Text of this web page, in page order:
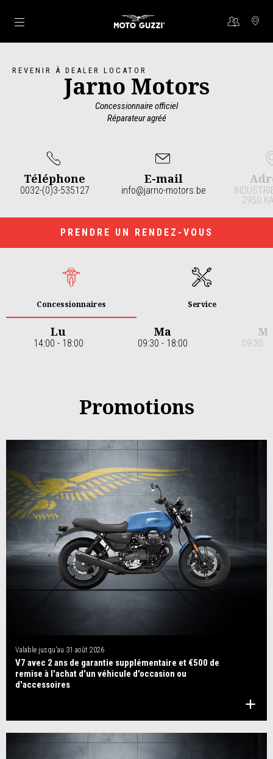
Aller au contenu principal
REVENIR À DEALER LOCATOR
Jarno Motors
Concessionnaire officiel
Réparateur agréé
Téléphone
0032-(0)3-535127
E-mail
info@jarno-motors.be
2950
of
PRENDRE UN RENDEZ-VOUS
Concessionnaires Service
Lu
14:00 - 18:00
Ma
09:30 - 18:00 09:30 -
Promotions
Valable jusqu'au 31 août 2026
V7 avec 2 ans de garantie supplémentaire et €500 de
remise à l'achat d'un véhicule d'occasion ou
d'accessoires